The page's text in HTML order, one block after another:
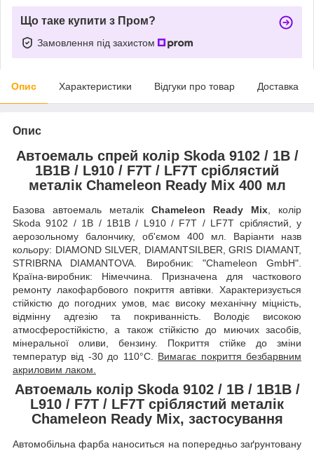
Що таке купити з Пром?
Замовлення під захистом
Опис Характеристики Відгуки про товар Доставка
Опис
Автоемаль спрей колір Skoda 9102 / 1B /
1B1B / L910 / F7T / LF7T сріблястий
металік Chameleon Ready Mix 400 мл
Базова автоемаль металік Chameleon Ready Mix, колір
Skoda 9102 / 1B / 1B1B / L910 / F7T / LF7T сріблястий, у
аерозольному балончику, об'ємом 400 мл. Варіанти назв
кольору: DIAMOND SILVER, DIAMANTSILBER, GRIS DIAMANT,
STRIBRNA DIAMANTOVA. Виробник: "Chameleon GmbH".
Країна-виробник: Німеччина. Призначена для часткового
ремонту лакофарбового покриття автівки. Характеризується
стійкістю до погодних умов, має високу механічну міцність,
відмінну адгезію та покриванність. Володіє високою
атмосферостійкістю, а також стійкістю до миючих засобів,
мінеральної оливи, бензину. Покриття стійке до зміни
температур від -30 до 110°C. Вимагає покриття безбарвним
акриловим лаком.
Автоемаль колір Skoda 9102 / 1B / 1B1B /
L910 / F7T / LF7T сріблястий металік
Chameleon Ready Mix, застосування
Автомобільна фарба наноситься на попередньо заґрунтовану